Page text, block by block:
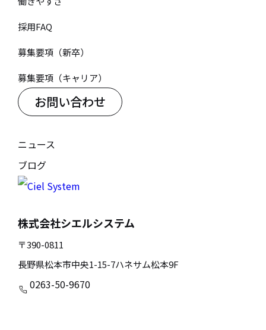
なお、クッキー情報については、ブラウザの設定
で拒否することが可能です。
株式会社シエルシステム 個人情報保護管理者
TEL：0263-50-9670
採用FAQ
募集要項（新卒）
募集要項（キャリア）
お問い合わせ
ニュース
ブログ
株式会社シエルシステム
〒390-0811
長野県松本市中央1-15-7ハネサム松本9F
0263-50-9670